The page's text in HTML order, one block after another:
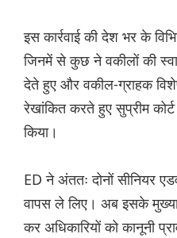
इस कार्रवाई की देश भर के
जिनमें से कुछ ने वकीलों की
देते हुए और वकील-ग्राहक
रेखांकित करते हुए सुप्रीम
किया।
ED ने अंततः दोनों सीनियर
वापस ले लिए। अब इसके
कर अधिकारियों को कानूनी